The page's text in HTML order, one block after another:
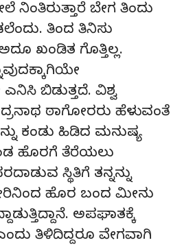
ನಿಂತಿರುತ್ತಾರೆ ಬೇಗ ತಿಂದು
ತಿಂದ ತಿನಿಸು
ಖಂಡಿತ ಗೊತ್ತಿಲ್ಲ.
ಬಿಡುತ್ತದೆ. ವಿಶ್ವ
ಠಾಗೋರರು ಹೆಳುವಂತೆ
ಕಂಡು ಹಿಡಿದ ಮನುಷ್ಯ
ಹೊರಗೆ ತೆರೆಯಲು
ಸ್ಥಿತಿಗೆ ತನ್ನನ್ನು
ಹೊರ ಬಂದ ಮೀನು
ಅಪಘಾತಕ್ಕೆ
ತಿಳಿದಿದ್ದರೂ ವೇಗವಾಗಿ